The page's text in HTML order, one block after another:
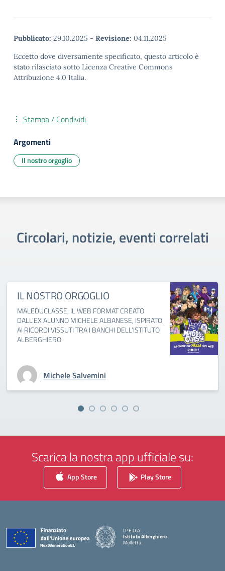
Pubblicato: 29.10.2025 - Revisione: 04.11.2025
Eccetto dove diversamente specificato, questo articolo è
stato rilasciato sotto Licenza Creative Commons
Attribuzione 4.0 Italia.
Stampa / Condividi
Argomenti
Il nostro orgoglio
Circolari, notizie, eventi correlati
IL NOSTRO ORGOGLIO
MALEDUCLASSE, IL WEB FORMAT CREATO
DALL’EX ALUNNO MICHELE ALBANESE, ISPIRATO
AI RICORDI VISSUTI TRA I BANCHI DELL’ISTITUTO
ALBERGHIERO
Michele Salvemini
Scarica la nostra app ufficiale su:
App Store Play Store
I.P.E.O.A.
Istituto Alberghiero
Molfetta